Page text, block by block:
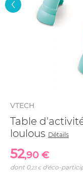
VTECH
Table
loulous Détails
52,90 €
dont 0,23 €d'éco-